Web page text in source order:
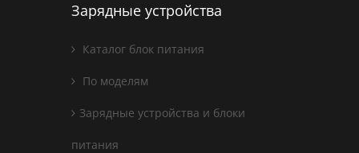
Зарядные устройства
Каталог блок питания
По моделям
Зарядные устройства и блоки
питания